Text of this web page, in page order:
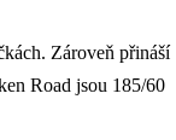
Zároveň přináší
Road jsou 185/60